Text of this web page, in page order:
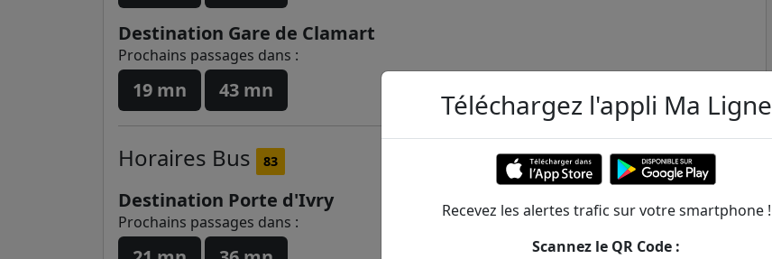
Destination Gare de Clamart
Prochains passages dans :
19 mn 43 mn
Horaires Bus 83
Destination Porte d'Ivry
Prochains passages dans :
Téléchargez l'appli Ma Ligne
Recevez les alertes trafic sur votre smartphone !
Scannez le QR Code :